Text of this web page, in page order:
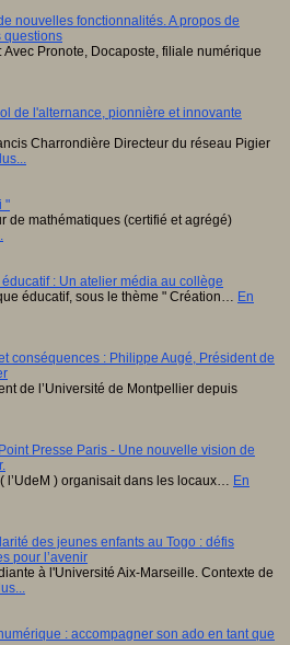
nouvelles fonctionnalités. A propos de
questions
Pronote, Docaposte, filiale numérique
de l'alternance, pionnière et innovante
Charrondière Directeur du réseau Pigier
"
de mathématiques (certifié et agrégé)
: Un atelier média au collège
éducatif, sous le thème " Création… En
conséquences : Philippe Augé, Président de
de l’Université de Montpellier depuis
Presse Paris - Une nouvelle vision de
l’UdeM ) organisait dans les locaux… En
des jeunes enfants au Togo : défis
pour l’avenir
à l'Université Aix-Marseille. Contexte de
: accompagner son ado en tant que